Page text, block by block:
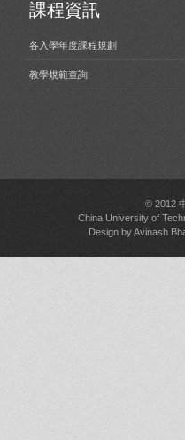
課程資訊
各入學年度課程規劃
教學規範查詢
© 2012
China University of
Design byAvinash